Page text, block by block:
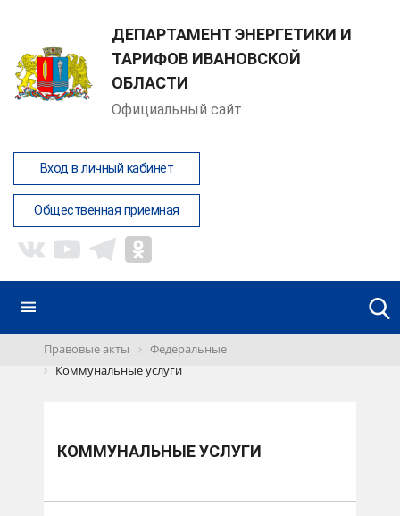
ДЕПАРТАМЕНТ ЭНЕРГЕТИКИ И
ТАРИФОВ ИВАНОВСКОЙ
ОБЛАСТИ
Официальный сайт
Вход в личный кабинет
Общественная приемная
Правовые акты
Федеральные
Коммунальные услуги
КОММУНАЛЬНЫЕ УСЛУГИ